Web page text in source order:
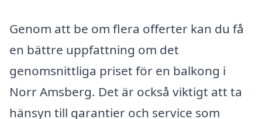
Genom att be om flera offerter kan du få
en bättre uppfattning om det
genomsnittliga priset för en balkong i
Norr Amsberg. Det är också viktigt att ta
hänsyn till garantier och service som